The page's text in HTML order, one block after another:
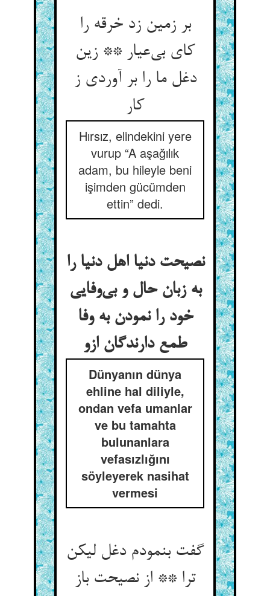
بر زمین زد خرقه را
کای بی‌عیار ** زین
دغل ما را بر آوردی ز
کار
Hırsız, elindekini yere
vurup “A aşağılık
adam, bu hileyle beni
işimden gücümden
ettin” dedi.
نصیحت دنیا اهل دنیا را
به زبان حال و بی‌وفایی
خود را نمودن به وفا
طمع دارندگان ازو
Dünyanın dünya
ehline hal diliyle,
ondan vefa umanlar
ve bu tamahta
bulunanlara
vefasızlığını
söyleyerek nasihat
vermesi
گفت بنمودم دغل لیکن
ترا ** از نصیحت باز